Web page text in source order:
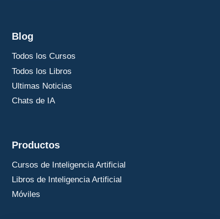
Blog
Todos los Cursos
Todos los Libros
Ultimas Noticias
Chats de IA
Productos
Cursos de Inteligencia Artificial
Libros de Inteligencia Artificial
Móviles